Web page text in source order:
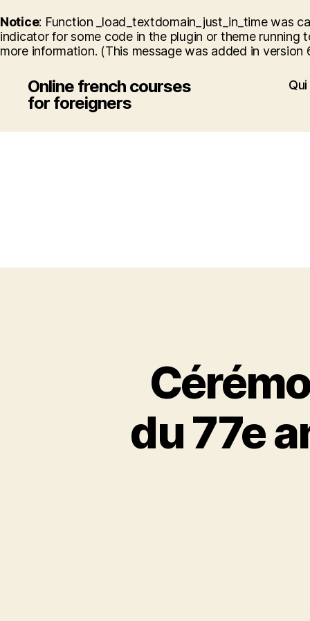
Notice: Function _load_textdomain_just_in_time was
indicator for some code in the plugin or theme
more information. (This message was added in version
Online french courses
for foreigners
du 77e